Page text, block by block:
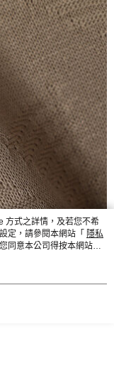
方式之詳情，及若您不希
定，請參閱本網站「 隱私
同意本公司得按本網站使